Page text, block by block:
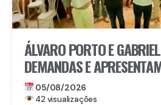
ÁLVARO PORTO E
DEMANDAS E
PROJETOS A LIDERANÇAS
05/08/2026
42 visualizações